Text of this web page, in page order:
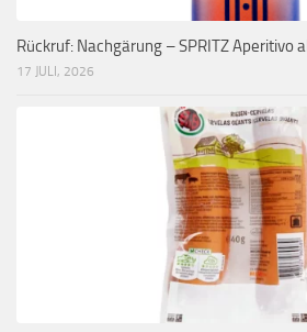
Rückruf: Nachgärung – SPRITZ Aperitivo
17 JULI, 2026